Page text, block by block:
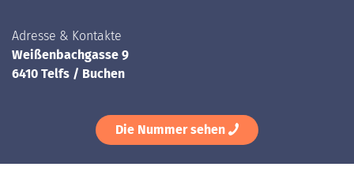
Adresse & Kontakte
Weißenbachgasse 9
6410 Telfs / Buchen
Die Nummer sehen